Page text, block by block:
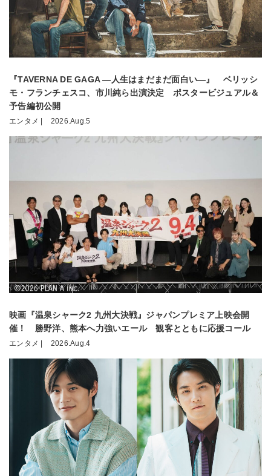
『TAVERNA DE GAGA ―人生はまだまだ面白い―』 ベリッシ
モ・フランチェスコ、市川純ら出演決定 ポスタービジュアル＆
予告編初公開
エンタメ | 2026.Aug.5
映画『温泉シャーク2 九州大決戦』ジャパンプレミア上映会開
催！ 勝野洋、熊本へ力強いエール 観客とともに応援コール
エンタメ | 2026.Aug.4